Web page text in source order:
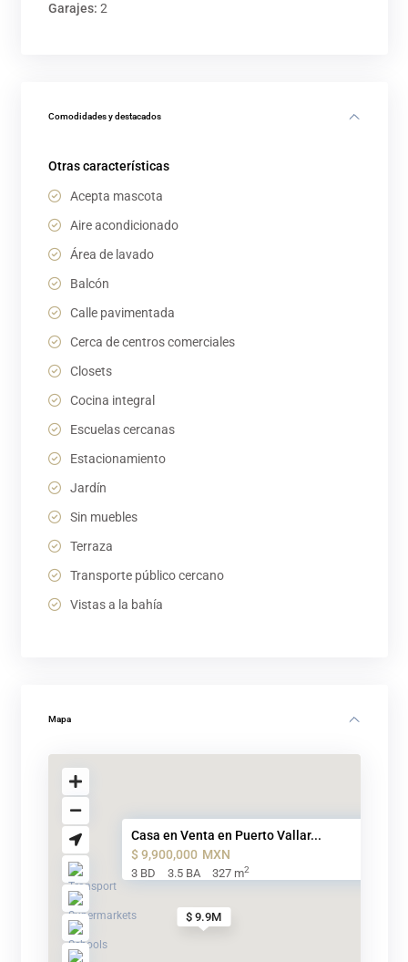
Garajes: 2
Comodidades y destacados
Otras características
Acepta mascota
Aire acondicionado
Área de lavado
Balcón
Calle pavimentada
Cerca de centros comerciales
Closets
Cocina integral
Escuelas cercanas
Estacionamiento
Jardín
Sin muebles
Terraza
Transporte público cercano
Vistas a la bahía
Mapa
$ 9.9M
Casa en Venta en Puerto Vallar...
$ 9,900,000 MXN
3 BD 3.5 BA 327 m2